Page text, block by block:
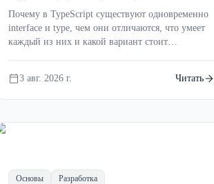
новичков
Почему в TypeScript существуют одновременно
interface и type, чем они отличаются, что умеет
каждый из них и какой вариант стоит
практическими советами для начинающих
разработчиков.
3 авг. 2026 г. Читать
Основы Разработка